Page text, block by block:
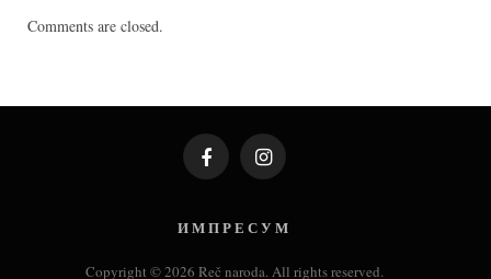
Comments are closed.
FacebookInstagram
И М П Р Е С У М
Copyright © 2026 Reč naroda. All rights reserved.